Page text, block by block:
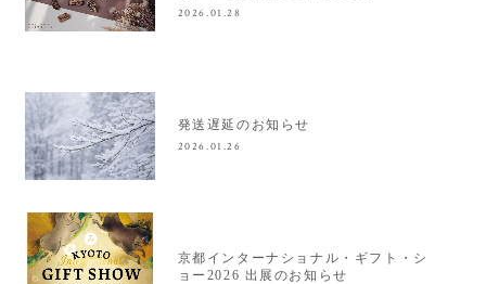
2026.01.28
発送遅延のお知らせ
2026.01.26
京都インターナショナル・ギフト・シ
ョー2026 出展のお知らせ